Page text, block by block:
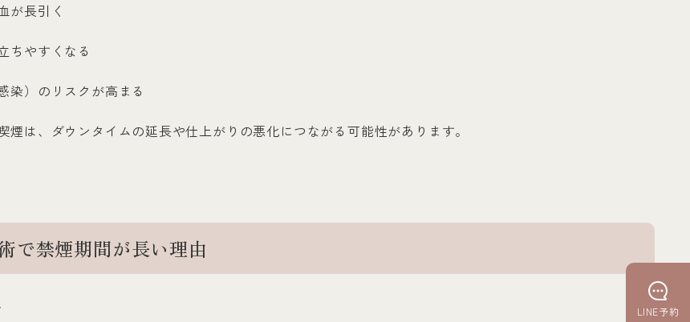
LINE予約
が長引く
ちやすくなる
染）のリスクが高まる
煙は、ダウンタイムの延長や仕上がりの悪化につながる可能性があります。
で禁煙期間が長い理由